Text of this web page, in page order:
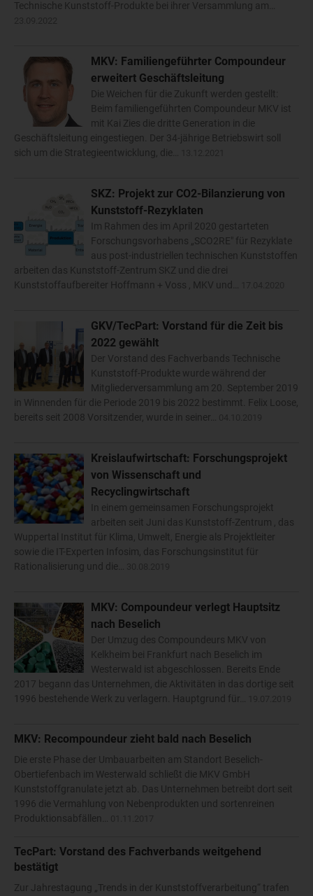
Technische Kunststoff-Produkte bei ihrer Versammlung am…
MKV: Familiengeführter Compoundeur
erweitert Geschäftsleitung
Die Weichen für die Zukunft werden gestellt:
Beim familiengeführten Compoundeur MKV ist
mit Kai Zies die dritte Generation in die
Geschäftsleitung eingestiegen. Der 34-jährige Betriebswirt soll
sich um die Strategieentwicklung, die…
SKZ: Projekt zur CO2-Bilanzierung von
Kunststoff-Rezyklaten
Im Rahmen des im April 2020 gestarteten
Forschungsvorhabens „SCO2RE" für Rezyklate
aus post-industriellen technischen Kunststoffen
arbeiten das Kunststoff-Zentrum SKZ und die drei
Kunststoffaufbereiter Hoffmann + Voss , MKV und…
GKV/TecPart: Vorstand für die Zeit bis
2022 gewählt
Der Vorstand des Fachverbands Technische
Kunststoff-Produkte wurde während der
Mitgliederversammlung am 20. September 2019
in Winnenden für die Periode 2019 bis 2022 bestimmt. Felix Loose,
bereits seit 2008 Vorsitzender, wurde in seiner…
Kreislaufwirtschaft: Forschungsprojekt
von Wissenschaft und
Recyclingwirtschaft
In einem gemeinsamen Forschungsprojekt
arbeiten seit Juni das Kunststoff-Zentrum , das
Wuppertal Institut für Klima, Umwelt, Energie als Projektleiter
sowie die IT-Experten Infosim, das Forschungsinstitut für
Rationalisierung und die…
MKV: Compoundeur verlegt Hauptsitz
nach Beselich
Der Umzug des Compoundeurs MKV von
Kelkheim bei Frankfurt nach Beselich im
Westerwald ist abgeschlossen. Bereits Ende
2017 begann das Unternehmen, die Aktivitäten in das dortige seit
1996 bestehende Werk zu verlagern. Hauptgrund für…
MKV: Recompoundeur zieht bald nach Beselich
Die erste Phase der Umbauarbeiten am Standort Beselich-
Obertiefenbach im Westerwald schließt die MKV GmbH
Kunststoffgranulate jetzt ab. Das Unternehmen betreibt dort seit
1996 die Vermahlung von Nebenprodukten und sortenreinen
Produktionsabfällen…
TecPart: Vorstand des Fachverbands weitgehend
bestätigt
Zur Jahrestagung „Trends in der Kunststoffverarbeitung“ trafen